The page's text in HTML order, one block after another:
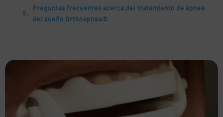
Preguntas frecuentes acerca del tratamiento de apnea
del sueño Orthoapnea®